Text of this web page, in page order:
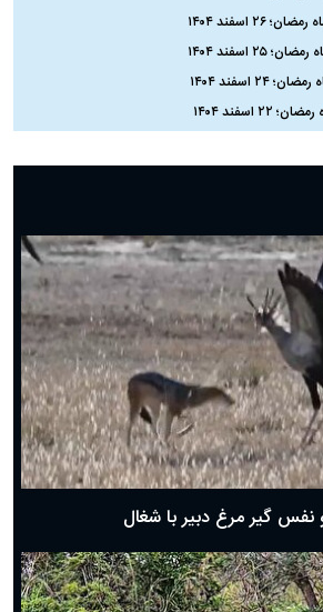
اسفند ۱۴۰۴
اسفند ۱۴۰۴
اسفند ۱۴۰۴
۱۴۰۴
ماه ۱۴۰۴
۱۴۰۴
۱۴۰۴
۱۴۰۴
۱۴۰۴
رفت؟
نفس گیر مرغ دبیر با شغال